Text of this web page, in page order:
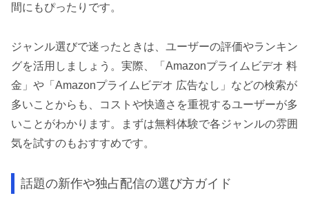
間にもぴったりです。
ジャンル選びで迷ったときは、ユーザーの評価やランキン
グを活用しましょう。実際、「Amazonプライムビデオ 料
金」や「Amazonプライムビデオ 広告なし」などの検索が
多いことからも、コストや快適さを重視するユーザーが多
いことがわかります。まずは無料体験で各ジャンルの雰囲
気を試すのもおすすめです。
話題の新作や独占配信の選び方ガイド